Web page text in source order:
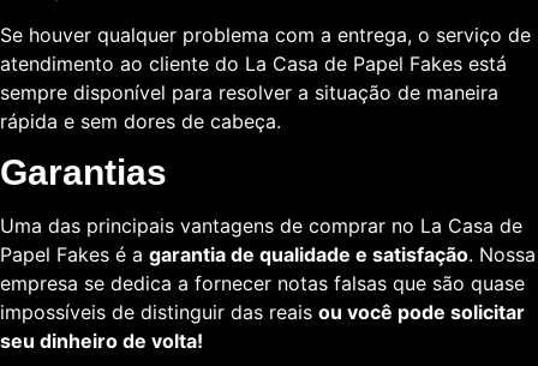
Se houver qualquer problema com a entrega, o serviço de
atendimento ao cliente do La Casa de Papel Fakes está
sempre disponível para resolver a situação de maneira
rápida e sem dores de cabeça.
Garantias
Uma das principais vantagens de comprar no La Casa de
Papel Fakes é a garantia de qualidade e satisfação. Nossa
empresa se dedica a fornecer notas falsas que são quase
impossíveis de distinguir das reais ou você pode solicitar
seu dinheiro de volta!